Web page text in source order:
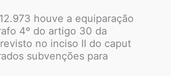
houve a equiparação
4º do artigo 30 da
no inciso II do caput
subvenções para